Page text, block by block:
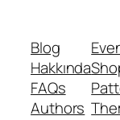
Blog
Hakkında
FAQs
Authors